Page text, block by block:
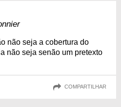
não seja a cobertura do
não seja senão um pretexto
COMPARTILHAR